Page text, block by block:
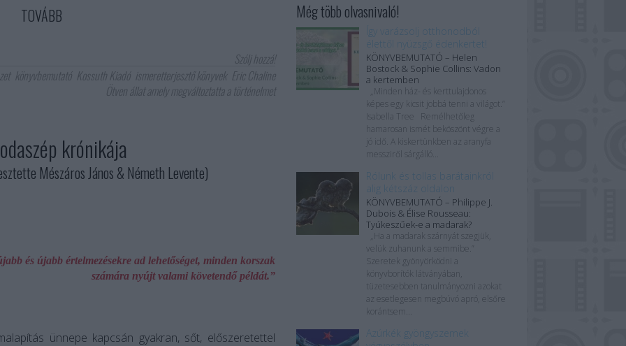
TOVÁBB
Szólj hozzá!
könyvbemutató Kossuth Kiadó ismeretterjesztő könyvek Eric Chaline
Ötven állat amely megváltoztatta a történelmet
krónikája
Mészáros János & Németh Levente)
és újabb értelmezésekre ad lehetőséget, minden korszak
számára nyújt valami követendő példát.”
ünnepe kapcsán gyakran, sőt, előszeretettel
Még több olvasnivaló!
Így varázsolj otthonodból
élettől nyüzsgő édenkertet!
KÖNYVBEMUTATÓ – Helen
Bostock & Sophie Collins: Vadon
a kertemben
„Minden ház- és kerttulajdonos
képes egy kicsit jobbá tenni a világot.”
Isabella Tree Remélhetőleg
hamarosan ismét beköszönt végre a
jó idő. A kiskertünkben az aranyfa
messziről sárgálló...
Rólunk és tollas barátainkról
alig kétszáz oldalon
KÖNYVBEMUTATÓ – Philippe J.
Dubois & Élise Rousseau:
Tyúkeszűek-e a madarak?
„Ha a madarak szárnyát szegjük,
velük zuhanunk a semmibe.”
Szeretek gyönyörködni a
könyvborítók látványában,
tüzetesebben tanulmányozni azokat
az esetlegesen megbúvó apró, elsőre
korántsem...
Azúrkék gyöngyszemek